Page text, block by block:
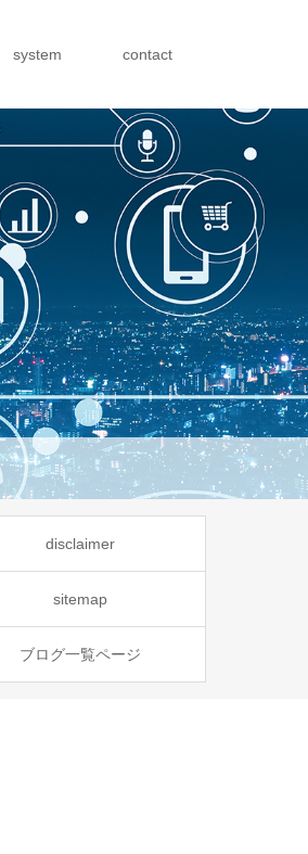
system contact
disclaimer
sitemap
ブログ一覧ページ